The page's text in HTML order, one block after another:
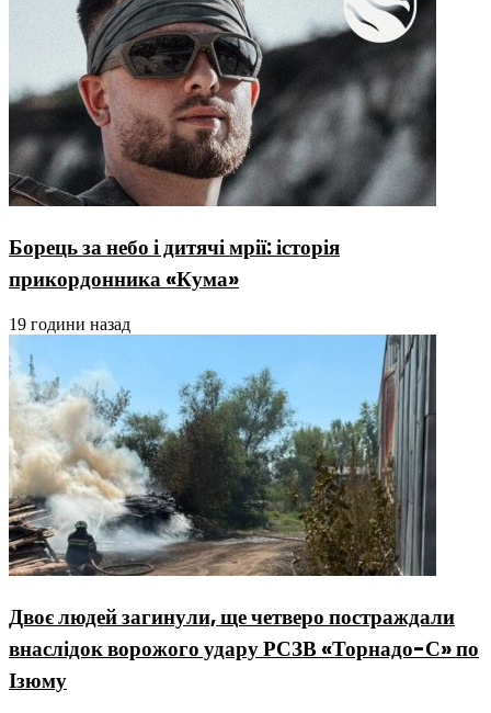
Борець за небо і дитячі мрії: історія
прикордонника «Кума»
19 години назад
Двоє людей загинули, ще четверо постраждали
внаслідок ворожого удару РСЗВ «Торнадо-С» по
Ізюму